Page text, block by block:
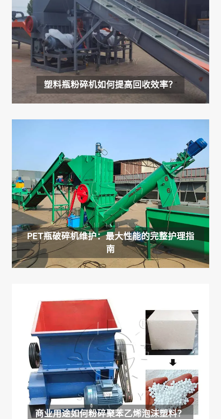
塑料瓶粉碎机如何提高回收效率？
PET瓶破碎机维护：最大性能的完整护理指
南
商业用途如何粉碎聚苯乙烯泡沫塑料？